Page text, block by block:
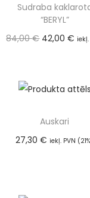
Sudraba
“BERYL”
84,00€ 42,00€ iekļ.
Auskari
27,30€ iekļ. PVN